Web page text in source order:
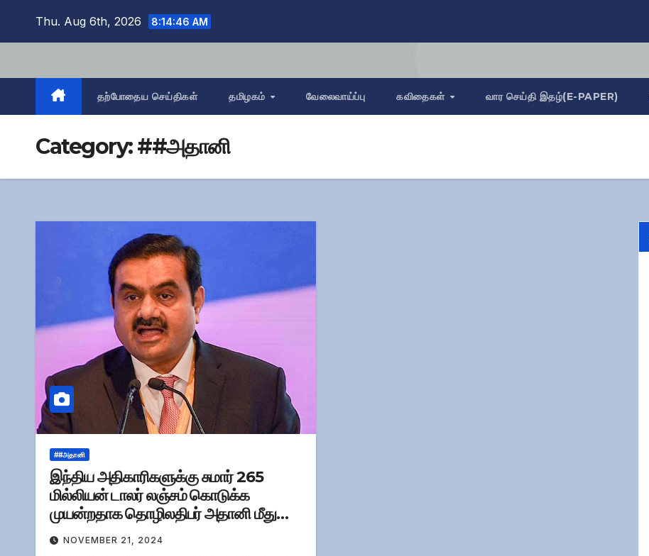
Thu. Aug 6th, 2026 8:14:47 AM
தற்போதைய செய்திகள் தமிழகம் வேலைவாய்ப்பு கவிதைகள் வார செய்தி இதழ்(E-PAPER)
Category:##அதானி
##அதானி
இந்திய அதிகாரிகளுக்கு சுமார் 265
மில்லியன் டாலர் லஞ்சம் கொடுக்க
முயன்றதாக தொழிலதிபர் அதானி மீது
வழக்கு!
NOVEMBER 21, 2024